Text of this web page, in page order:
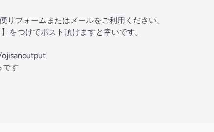
りフォームまたはメールをご利用ください。
をつけてポスト頂けますと幸いです。
ojisanoutput⁠⁠⁠⁠⁠⁠⁠⁠⁠⁠⁠⁠⁠⁠⁠⁠⁠⁠⁠⁠⁠⁠⁠⁠⁠⁠⁠
です